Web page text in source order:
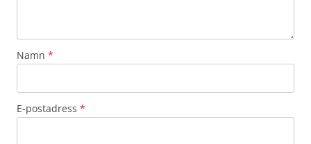
Namn *
E-postadress *